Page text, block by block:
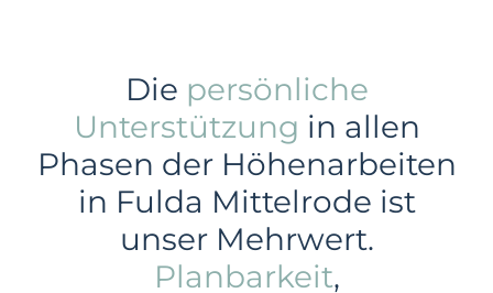
Die persönliche
Unterstützung in allen
Phasen der Höhenarbeiten
in Fulda Mittelrode ist
unser Mehrwert.
Planbarkeit,